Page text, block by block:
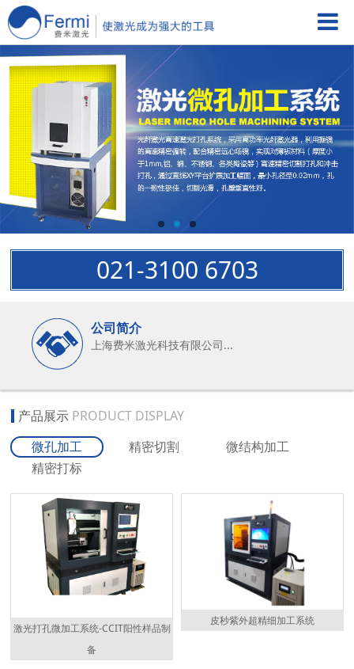
021-3100 6703
公司简介
上海费米激光科技有限公司...
产品展示 PRODUCT DISPLAY
微孔加工
精密切割
微结构加工
精密打标
激光打孔微加工系统-CCIT阳性样品制
备
皮秒紫外超精细加工系统